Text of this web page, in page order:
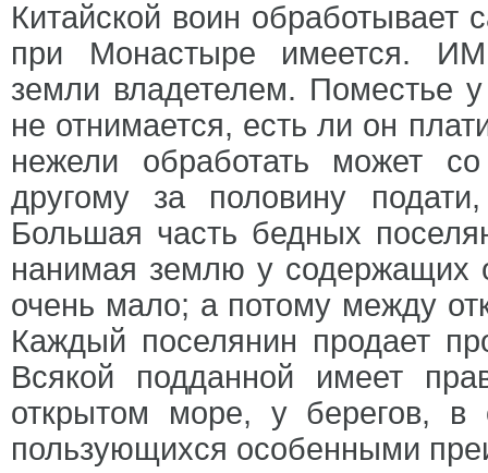
Китайской воин
при Монастыре имеется.
земли владетелем. Поместье
не отнимается, есть ли он
нежели обработать может
другому за половину
Большая часть бедных
нанимая землю у содержащих
очень мало; а потому между
Каждый поселянин продает
Всякой подданной имеет
открытом море, у берегов, в
пользующихся особенными